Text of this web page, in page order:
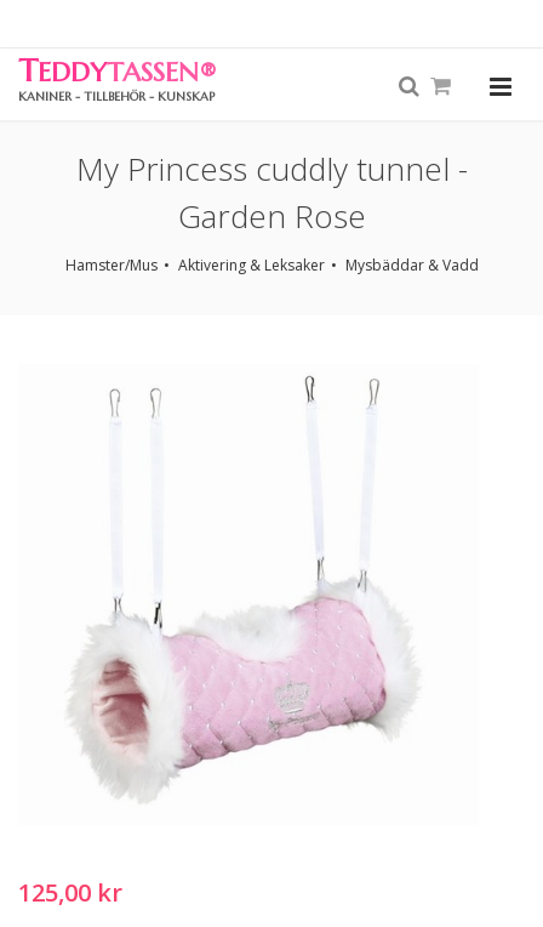
TEDDYTASSEN®
KANINER - TILLBEHÖR - KUNSKAP
My Princess cuddly tunnel -
Garden Rose
Hamster/Mus Aktivering & Leksaker Mysbäddar & Vadd
125,00 kr